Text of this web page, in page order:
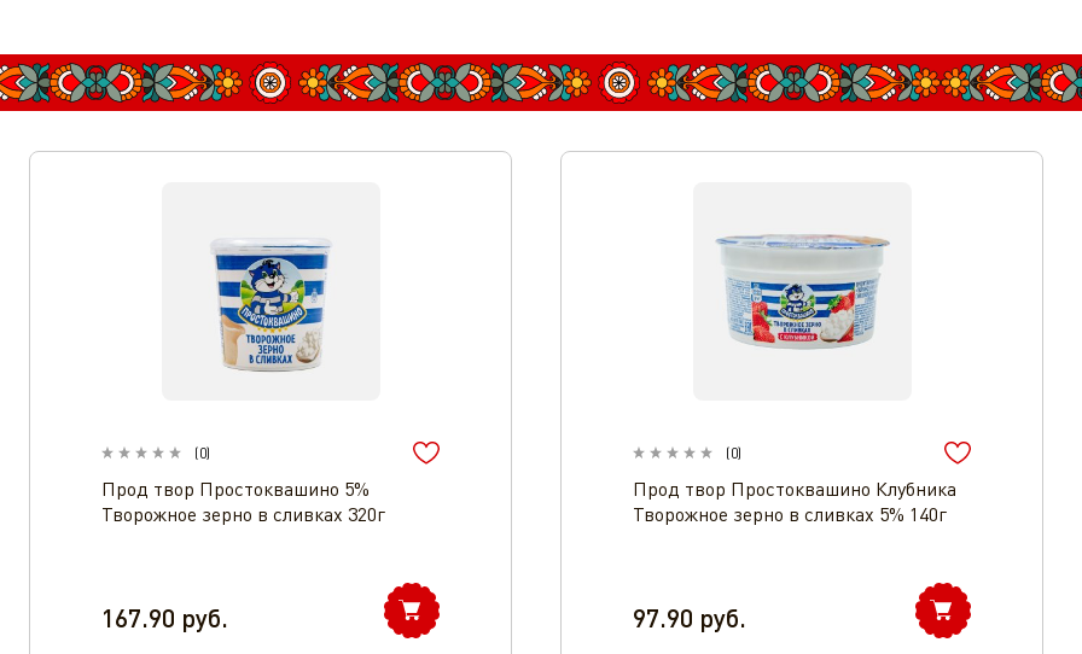
(0)
Прод твор Простоквашино 5%
Творожное зерно в сливках 320г
167.90 руб.
(0)
Прод твор Простоквашино Клубника
Творожное зерно в сливках 5% 140г
97.90 руб.